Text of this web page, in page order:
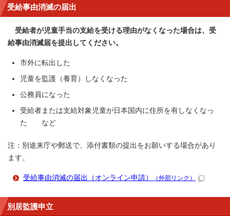
受給事由消滅の届出
受給者が児童手当の支給を受ける理由がなくなった場合は、受
給事由消滅届を提出してください。
市外に転出した
児童を監護（養育）しなくなった
公務員になった
受給者または支給対象児童が日本国内に住所を有しなくなっ
た など
注：別途来庁や郵送で、添付書類の提出をお願いする場合があり
ます。
受給事由消滅の届出（オンライン申請） （外部リンク）
別居監護申立